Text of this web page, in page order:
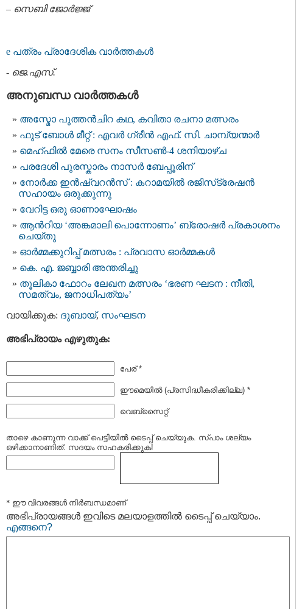
– സെബി ജോര്‍ജ്ജ്
e പത്രം പ്രാദേശിക വാര്‍ത്തകള്‍
- ജെ.എസ്.
അനുബന്ധ വാര്‍ത്തകള്‍
അസ്മോ പുത്തൻചിറ കഥ, കവിതാ രചനാ മത്സരം
ഫുട് ബോൾ മീറ്റ് : എവർ ഗ്രീൻ എഫ്. സി. ചാമ്പ്യന്മാർ
മെഹ്ഫിൽ മേരെ സനം സീസൺ-4 ശനിയാഴ്ച
പരദേശി പുരസ്കാരം നാസർ ബേപ്പൂരിന്
നോർക്ക ഇൻഷ്വറൻസ് : കറാമയിൽ രജിസ്‌ട്രേഷൻ
സഹായം ഒരുക്കുന്നു
വേറിട്ട ഒരു ഓണാഘോഷം
ആൻറിയ ‘അങ്കമാലി പൊന്നോണം’ ബ്രോഷർ പ്രകാശനം
ചെയ്തു
ഓർമ്മക്കുറിപ്പ് മത്സരം : പ്രവാസ ഓർമ്മകൾ
കെ. എ. ജബ്ബാരി അന്തരിച്ചു
തൂലികാ ഫോറം ലേഖന മത്സരം ‘ഭരണ ഘടന : നീതി,
സമത്വം, ജനാധിപത്യം’
വായിക്കുക: ദുബായ്‌, സംഘടന
അഭിപ്രായം എഴുതുക:
പേര് *
ഈമെയില്‍ (പ്രസിദ്ധീകരിക്കില്ല) *
വെബ്സൈറ്റ്
താഴെ കാണുന്ന വാക്ക് പെട്ടിയില്‍ ടൈപ്പ്‌ ചെയ്യുക. സ്പാം ശല്യം
ഒഴിക്കാനാണിത്. സദയം സഹകരിക്കുക!
* ഈ വിവരങ്ങള്‍ നിര്‍ബന്ധമാണ്
അഭിപ്രായങ്ങള്‍ ഇവിടെ മലയാളത്തില്‍ ടൈപ്പ് ചെയ്യാം.
എങ്ങനെ?